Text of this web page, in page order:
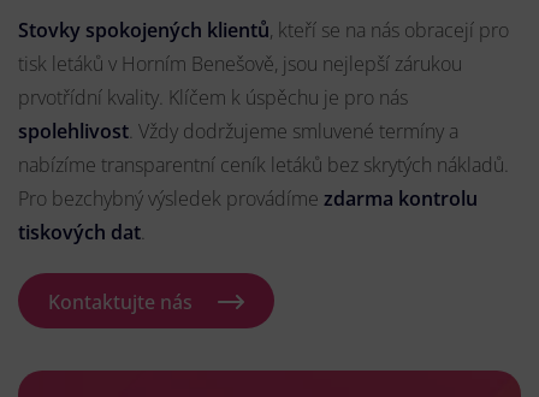
Stovky spokojených klientů, kteří se na nás obracejí pro
tisk letáků v Horním Benešově, jsou nejlepší zárukou
prvotřídní kvality. Klíčem k úspěchu je pro nás
spolehlivost. Vždy dodržujeme smluvené termíny a
nabízíme transparentní ceník letáků bez skrytých nákladů.
Pro bezchybný výsledek provádíme zdarma kontrolu
tiskových dat.
Kontaktujte nás